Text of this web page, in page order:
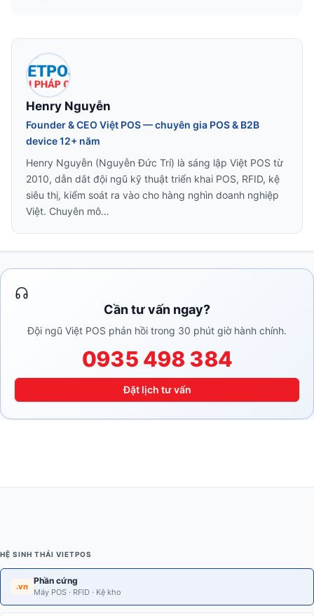
Henry Nguyễn
Founder & CEO Việt POS — chuyên gia POS & B2B
device 12+ năm
Henry Nguyễn (Nguyễn Đức Trí) là sáng lập Việt POS từ
2010, dẫn dắt đội ngũ kỹ thuật triển khai POS, RFID, kệ
siêu thị, kiểm soát ra vào cho hàng nghìn doanh nghiệp
Việt. Chuyên mô…
Cần tư vấn ngay?
Đội ngũ Việt POS phản hồi trong 30 phút giờ hành chính.
0935 498 384
Đặt lịch tư vấn
HỆ SINH THÁI VIETPOS
.vn
Phần cứng
Máy POS · RFID · Kệ kho